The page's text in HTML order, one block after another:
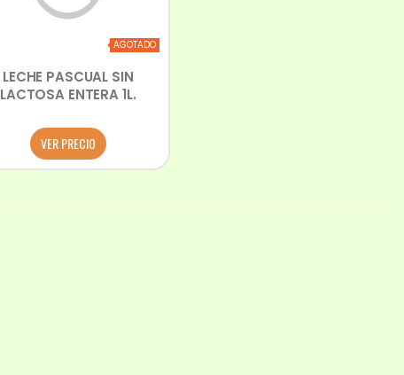
AGOTADO
LECHE PASCUAL SIN
LACTOSA ENTERA 1L.
VER PRECIO